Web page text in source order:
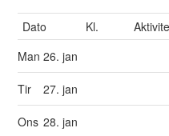
Dato Kl.
Man26. jan
Tir 27. jan
Ons 28. jan